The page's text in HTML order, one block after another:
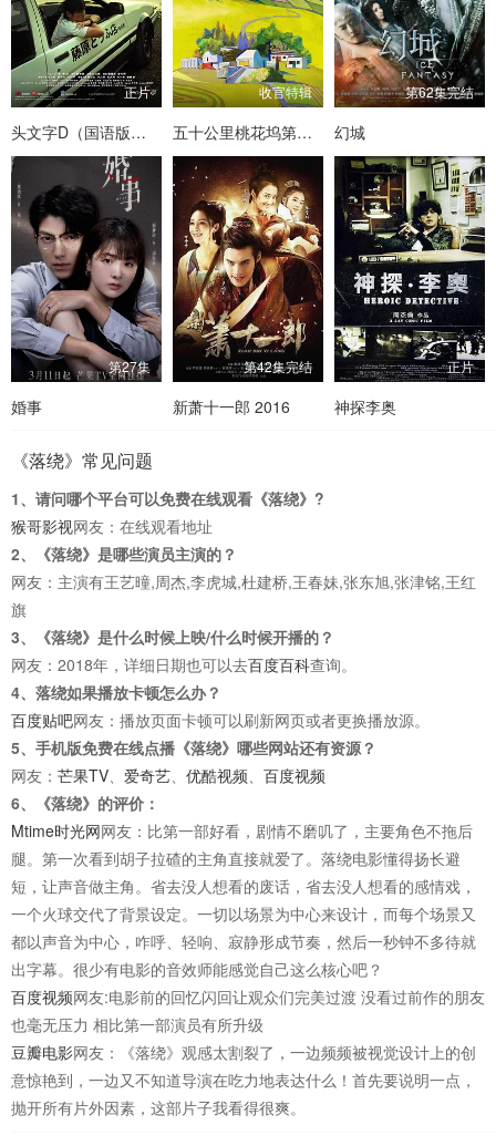
正片
头文字D（国语版版版）
收官特辑
五十公里桃花坞第一季
第62集完结
幻城
第27集
婚事
第42集完结
新萧十一郎 2016
正片
神探李奥
《落绕》常见问题
1、请问哪个平台可以免费在线观看《落绕》?
猴哥影视网友：在线观看地址
2、《落绕》是哪些演员主演的？
网友：主演有王艺曈,周杰,李虎城,杜建桥,王春妹,张东旭,张津铭,王红
旗
3、《落绕》是什么时候上映/什么时候开播的？
网友：2018年，详细日期也可以去百度百科查询。
4、落绕如果播放卡顿怎么办？
百度贴吧网友：播放页面卡顿可以刷新网页或者更换播放源。
5、手机版免费在线点播《落绕》哪些网站还有资源？
网友： 芒果TV 爱奇艺 优酷视频
百度视频
6、《落绕》的评价：
Mtime时光网网友：比第一部好看，剧情不磨叽了，主要角色不拖后
腿。第一次看到胡子拉碴的主角直接就爱了。落绕电影懂得扬长避
短，让声音做主角。省去没人想看的废话，省去没人想看的感情戏，
一个火球交代了背景设定。一切以场景为中心来设计，而每个场景又
都以声音为中心，咋呼、轻响、寂静形成节奏，然后一秒钟不多待就
出字幕。很少有电影的音效师能感觉自己这么核心吧？
百度视频网友:电影前的回忆闪回让观众们完美过渡 没看过前作的朋友
也毫无压力 相比第一部演员有所升级
豆瓣电影网友：《落绕》观感太割裂了，一边频频被视觉设计上的创
意惊艳到，一边又不知道导演在吃力地表达什么！首先要说明一点，
抛开所有片外因素，这部片子我看得很爽。